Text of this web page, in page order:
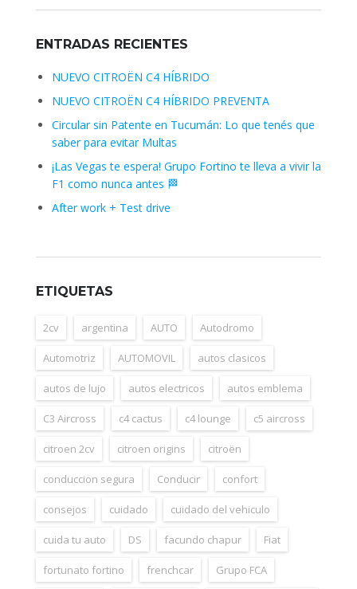
ENTRADAS RECIENTES
NUEVO CITROËN C4 HÍBRIDO
NUEVO CITROËN C4 HÍBRIDO PREVENTA
Circular sin Patente en Tucumán: Lo que tenés que
saber para evitar Multas
¡Las Vegas te espera! Grupo Fortino te lleva a vivir la
F1 como nunca antes 🏁
After work + Test drive
ETIQUETAS
2cv argentina AUTO Autodromo
Automotriz AUTOMOVIL autos clasicos
autos de lujo autos electricos autos emblema
C3 Aircross c4 cactus c4 lounge c5 aircross
citroen 2cv citroen origins citroën
conduccion segura Conducir confort
consejos cuidado cuidado del vehiculo
cuida tu auto DS facundo chapur Fiat
fortunato fortino frenchcar Grupo FCA